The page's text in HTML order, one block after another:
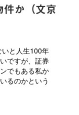
か（文京
と人生100年
ですが、証券
でもある私か
るのかという